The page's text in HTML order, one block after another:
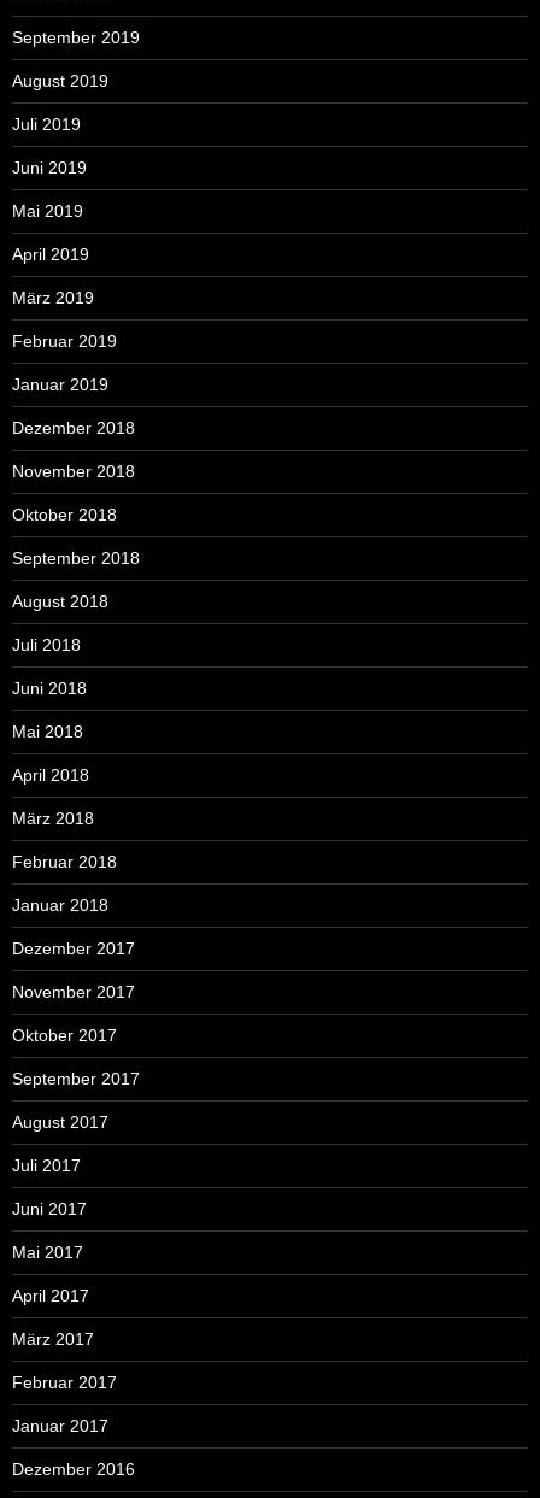
September 2019
August 2019
Juli 2019
Juni 2019
Mai 2019
April 2019
März 2019
Februar 2019
Januar 2019
Dezember 2018
November 2018
Oktober 2018
September 2018
August 2018
Juli 2018
Juni 2018
Mai 2018
April 2018
März 2018
Februar 2018
Januar 2018
Dezember 2017
November 2017
Oktober 2017
September 2017
August 2017
Juli 2017
Juni 2017
Mai 2017
April 2017
März 2017
Februar 2017
Januar 2017
Dezember 2016